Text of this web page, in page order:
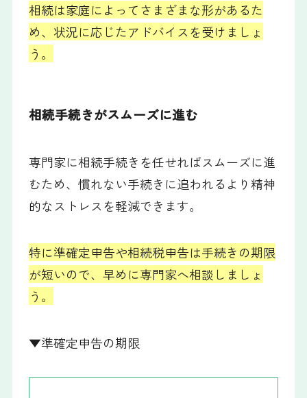
相続は家庭によってさまざまな形があるた
め、状況に応じたアドバイスを受けましょ
う。
相続手続きがスムーズに進む
専門家に相続手続きを任せればスムーズに進
むため、慣れない手続きに追われるより精神
的なストレスを軽減できます。
特に準確定申告や相続税申告は手続きの期限
が短いので、早めに専門家へ相談しましょ
う。
▼準確定申告の期限